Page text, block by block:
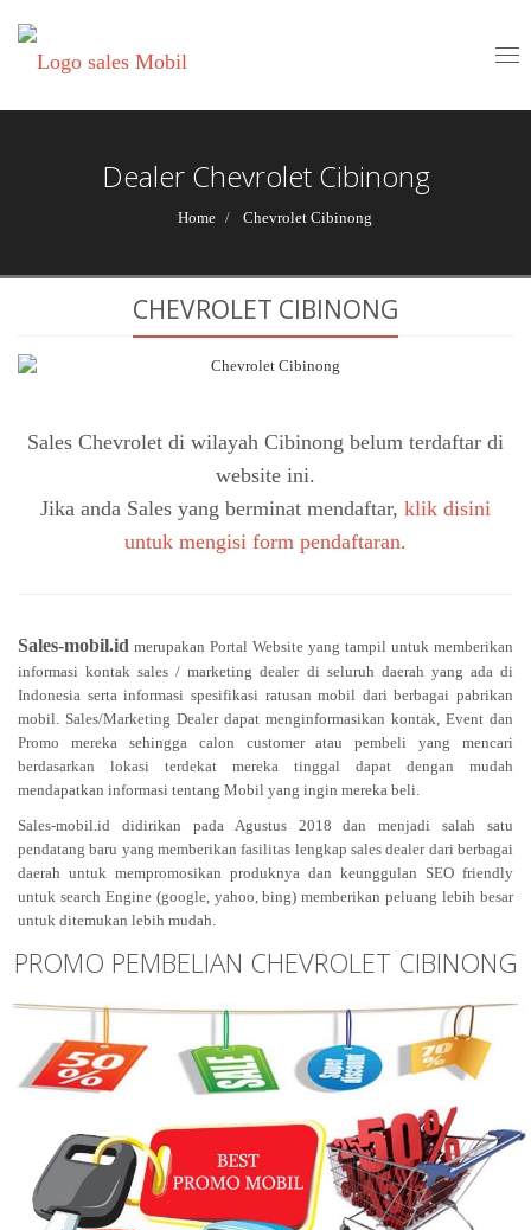
Dealer Chevrolet Cibinong
Home Chevrolet Cibinong
CHEVROLET CIBINONG
Sales Chevrolet di wilayah Cibinong belum terdaftar di
website ini.
Jika anda Sales yang berminat mendaftar, klik disini
untuk mengisi form pendaftaran.
Sales-mobil.id merupakan Portal Website yang tampil untuk memberikan
informasi kontak sales / marketing dealer di seluruh daerah yang ada di
Indonesia serta informasi spesifikasi ratusan mobil dari berbagai pabrikan
mobil. Sales/Marketing Dealer dapat menginformasikan kontak, Event dan
Promo mereka sehingga calon customer atau pembeli yang mencari
berdasarkan lokasi terdekat mereka tinggal dapat dengan mudah
mendapatkan informasi tentang Mobil yang ingin mereka beli.
Sales-mobil.id didirikan pada Agustus 2018 dan menjadi salah satu
pendatang baru yang memberikan fasilitas lengkap sales dealer dari berbagai
daerah untuk mempromosikan produknya dan keunggulan SEO friendly
untuk search Engine (google, yahoo, bing) memberikan peluang lebih besar
untuk ditemukan lebih mudah.
PROMO PEMBELIAN CHEVROLET CIBINONG